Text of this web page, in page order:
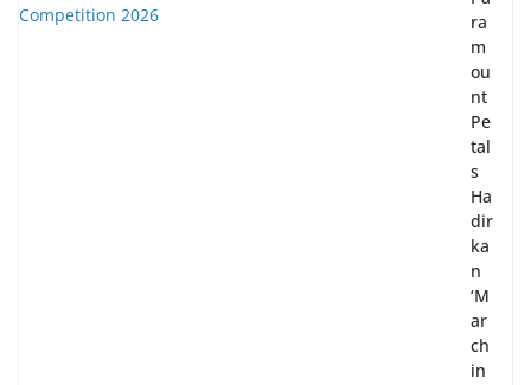
ra
m
ou
nt
Pe
tal
s
Ha
dir
ka
n
‘M
ar
ch
in